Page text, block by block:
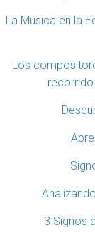
La Música en la
Los
3 Signos